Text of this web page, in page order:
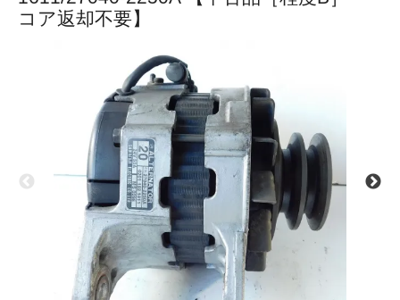
コア返却不要】